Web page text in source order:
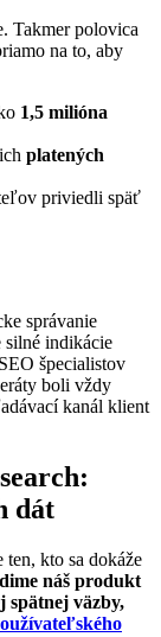
Takmer polovica
na to, aby
1,5 milióna
platených
priviedli späť
správanie
silné indikácie
špecialistov
boli vždy
kanál klient
dát
kto sa dokáže
náš produkt
spätnej väzby,